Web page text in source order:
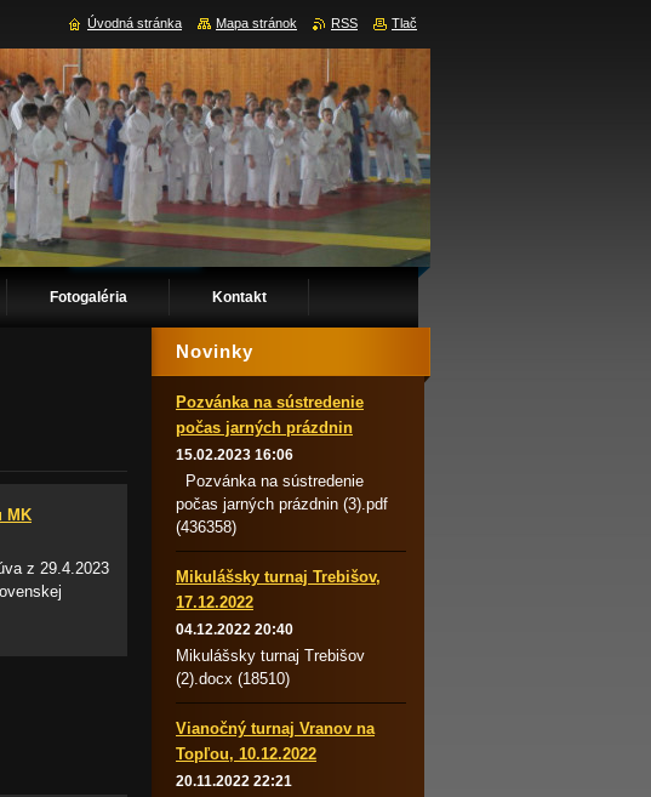
Fotogaléria Kontakt
MK
z 29.4.2023
Novinky
Pozvánka na sústredenie
počas jarných prázdnin
15.02.2023 16:06
Pozvánka na sústredenie
počas jarných prázdnin (3).pdf
(436358)
Mikulášsky turnaj Trebišov,
17.12.2022
04.12.2022 20:40
Mikulášsky turnaj Trebišov
(2).docx (18510)
Vianočný turnaj Vranov na
Topľou, 10.12.2022
20.11.2022 22:21
Úvodná stránka Mapa stránok RSS Tlač